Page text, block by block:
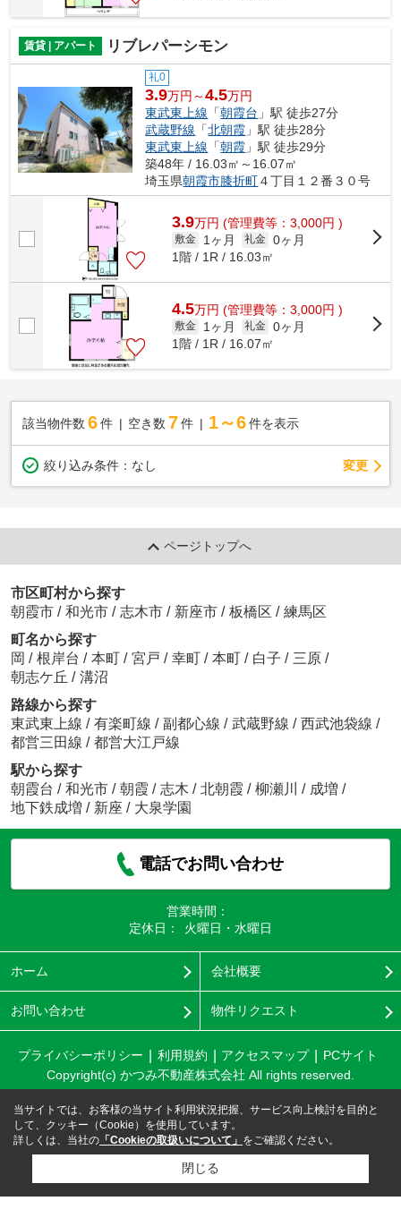
賃貸 | アパート リブレパーシモン
礼0
3.9万円～4.5万円
東武東上線 「朝霞台 」駅 徒歩27分
武蔵野線 「北朝霞 」駅 徒歩28分
東武東上線 「朝霞 」駅 徒歩29分
築48年 / 16.03㎡～16.07㎡
埼玉県朝霞市膝折町４丁目１２番３０号
3.9万円 (管理費等：3,000円 )
敷金 1ヶ月 礼金 0ヶ月
1階 / 1R / 16.03㎡
4.5万円 (管理費等：3,000円 )
敷金 1ヶ月 礼金 0ヶ月
1階 / 1R / 16.07㎡
該当物件数 6件 空き数 7 件 1～6 件を表示
絞り込み条件： なし 変更
ページトップへ
市区町村から探す
朝霞市 / 和光市 / 志木市 / 新座市 / 板橋区 / 練馬区
町名から探す
岡 / 根岸台 / 本町 / 宮戸 / 幸町 / 本町 / 白子 / 三原 /
朝志ケ丘 / 溝沼
路線から探す
東武東上線 / 有楽町線 / 副都心線 / 武蔵野線 / 西武池袋線 /
都営三田線 / 都営大江戸線
駅から探す
朝霞台 / 和光市 / 朝霞 / 志木 / 北朝霞 / 柳瀬川 / 成増 /
地下鉄成増 / 新座 / 大泉学園
電話でお問い合わせ
営業時間：
定休日：
火曜日・水曜日
ホーム 会社概要
お問い合わせ 物件リクエスト
プライバシーポリシー 利用規約 アクセスマップ
PCサイト
Copyright(c) かつみ不動産株式会社 All rights reserved.
当サイトでは、お客様の当サイト利用状況把握、サービス向上検討を目的と
して、クッキー（Cookie）を使用しています。
詳しくは、当社の 「Cookieの取扱いについて」 をご確認ください。
閉じる